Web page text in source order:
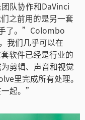
队协作和DaVinci
之前用的是另一套
了。”Colombo
我们几乎可以在
软件已经是行业的
剪辑、声音和视觉
里完成所有处理。
起。”